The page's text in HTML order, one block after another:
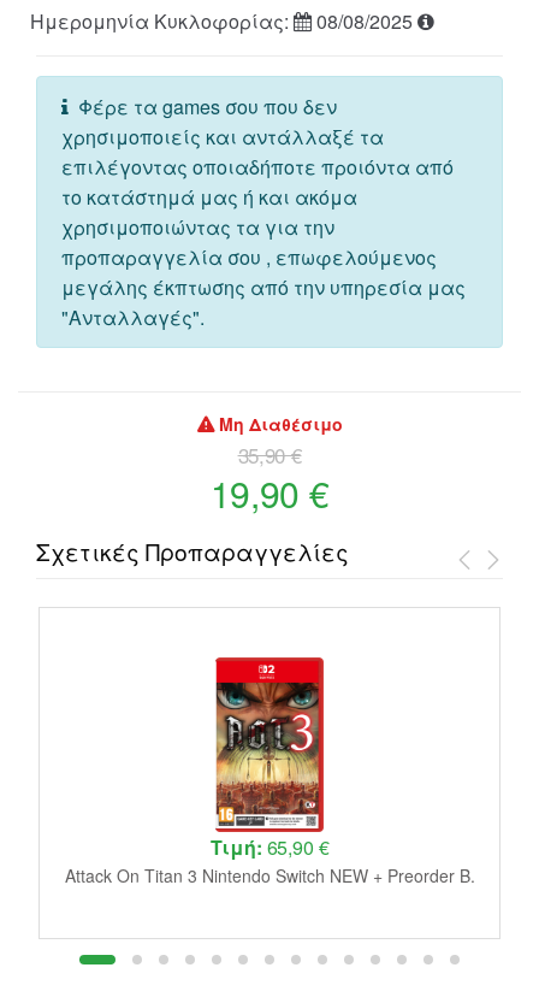
Ημερομηνία Κυκλοφορίας: 08/08/2025
Φέρε τα games σου που δεν
χρησιμοποιείς και αντάλλαξέ τα
επιλέγοντας οποιαδήποτε προιόντα από
το κατάστημά μας ή και ακόμα
χρησιμοποιώντας τα για την
προπαραγγελία σου , επωφελούμενος
μεγάλης έκπτωσης από την υπηρεσία μας
"Ανταλλαγές".
Μη Διαθέσιμο
35,90 €
19,90 €
Σχετικές Προπαραγγελίες
Τιμή: 65,90 €
Attack On Titan 3 Nintendo Switch NEW + Preorder B.